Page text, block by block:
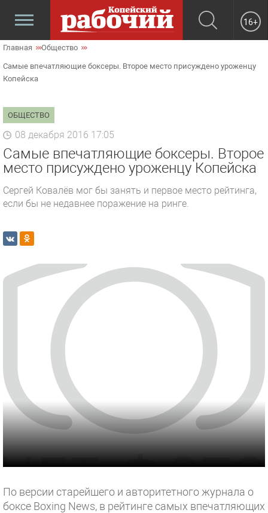
16+
Главная Общество
Самые впечатляющие боксеры. Второе место присуждено уроженцу
Копейска
ОБЩЕСТВО
08 декабря 2016 17:05
Самые впечатляющие боксеры. Второе
место присуждено уроженцу Копейска
Сергей Ковалёв мог бы занять и первое место рейтинга,
если бы не недавнее поражение на ринге.
По версии старейшего и авторитетного журнала о
боксе Boxing News, в рейтинге самых впечатляющих